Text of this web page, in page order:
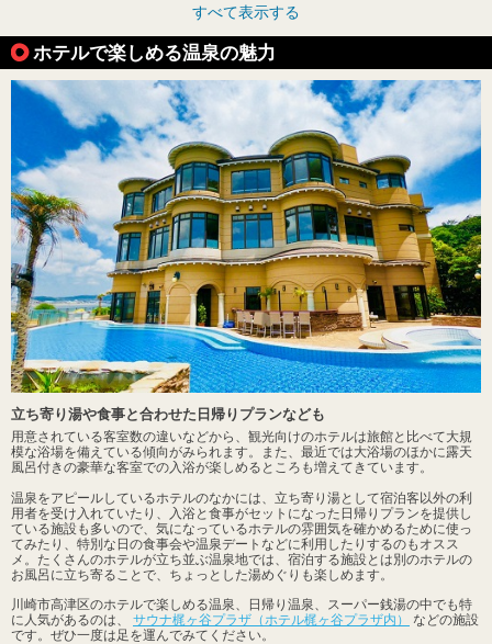
すべて表示する
ホテルで楽しめる温泉の魅力
立ち寄り湯や食事と合わせた日帰りプランなども
用意されている客室数の違いなどから、観光向けのホテルは旅館と比べて大規
模な浴場を備えている傾向がみられます。また、最近では大浴場のほかに露天
風呂付きの豪華な客室での入浴が楽しめるところも増えてきています。
温泉をアピールしているホテルのなかには、立ち寄り湯として宿泊客以外の利
用者を受け入れていたり、入浴と食事がセットになった日帰りプランを提供し
ている施設も多いので、気になっているホテルの雰囲気を確かめるために使っ
てみたり、特別な日の食事会や温泉デートなどに利用したりするのもオスス
メ。たくさんのホテルが立ち並ぶ温泉地では、宿泊する施設とは別のホテルの
お風呂に立ち寄ることで、ちょっとした湯めぐりも楽しめます。
川崎市高津区のホテルで楽しめる温泉、日帰り温泉、スーパー銭湯の中でも特
に人気があるのは、 サウナ梶ヶ谷プラザ（ホテル梶ヶ谷プラザ内）
などの施設
です。ぜひ一度は足を運んでみてください。